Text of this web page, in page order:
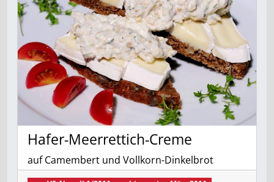
Hafer-Meerrettich-Creme
auf Camembert und Vollkorn-Dinkelbrot